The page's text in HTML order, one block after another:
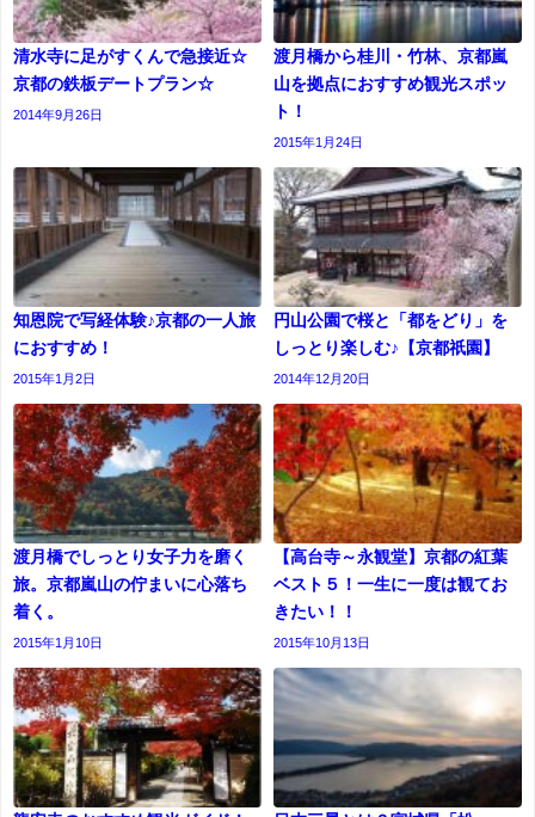
清水寺に足がすくんで急接近☆
京都の鉄板デートプラン☆
2014年9月26日
渡月橋から桂川・竹林、京都嵐
山を拠点におすすめ観光スポッ
ト！
2015年1月24日
知恩院で写経体験♪京都の一人旅
におすすめ！
2015年1月2日
円山公園で桜と「都をどり」を
しっとり楽しむ♪【京都祇園】
2014年12月20日
渡月橋でしっとり女子力を磨く
旅。京都嵐山の佇まいに心落ち
着く。
2015年1月10日
【高台寺～永観堂】京都の紅葉
ベスト５！一生に一度は観てお
きたい！！
2015年10月13日